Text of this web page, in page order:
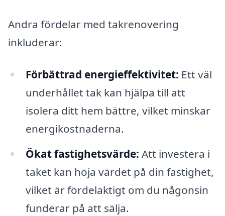
Andra fördelar med takrenovering
inkluderar:
Förbättrad energieffektivitet: Ett väl
underhållet tak kan hjälpa till att
isolera ditt hem bättre, vilket minskar
energikostnaderna.
Ökat fastighetsvärde: Att investera i
taket kan höja värdet på din fastighet,
vilket är fördelaktigt om du någonsin
funderar på att sälja.